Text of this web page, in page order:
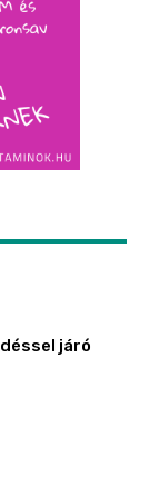
járó